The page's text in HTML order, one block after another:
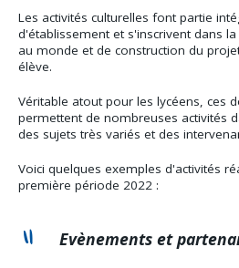
Les activités culturelles font partie
d'établissement et s'inscrivent dans
au monde et de construction du
élève.
Véritable atout pour les lycéens, ces
permettent de nombreuses activités
des sujets très variés et des
Voici quelques exemples d'activités
première période 2022 :
Evènements et